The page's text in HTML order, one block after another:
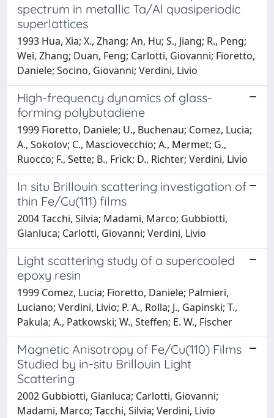
spectrum in metallic Ta/Al quasiperiodic
superlattices
1993 Hua, Xia; X., Zhang; An, Hu; S., Jiang; R., Peng;
Wei, Zhang; Duan, Feng; Carlotti, Giovanni; Fioretto,
Daniele; Socino, Giovanni; Verdini, Livio
High-frequency dynamics of glass-
forming polybutadiene
1999 Fioretto, Daniele; U., Buchenau; Comez, Lucia;
A., Sokolov; C., Masciovecchio; A., Mermet; G.,
Ruocco; F., Sette; B., Frick; D., Richter; Verdini, Livio
In situ Brillouin scattering investigation of
thin Fe/Cu(111) films
2004 Tacchi, Silvia; Madami, Marco; Gubbiotti,
Gianluca; Carlotti, Giovanni; Verdini, Livio
Light scattering study of a supercooled
epoxy resin
1999 Comez, Lucia; Fioretto, Daniele; Palmieri,
Luciano; Verdini, Livio; P. A., Rolla; J., Gapinski; T.,
Pakula; A., Patkowski; W., Steffen; E. W., Fischer
Magnetic Anisotropy of Fe/Cu(110) Films
Studied by in-situ Brillouin Light
Scattering
2002 Gubbiotti, Gianluca; Carlotti, Giovanni;
Madami, Marco; Tacchi, Silvia; Verdini, Livio